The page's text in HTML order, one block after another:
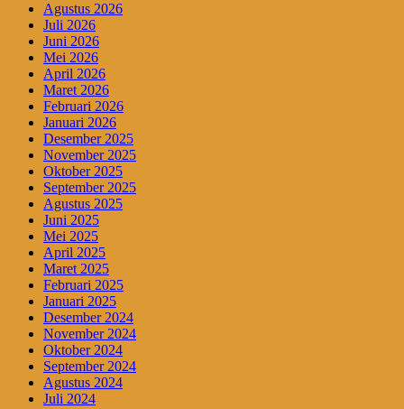
Agustus 2026
Juli 2026
Juni 2026
Mei 2026
April 2026
Maret 2026
Februari 2026
Januari 2026
Desember 2025
November 2025
Oktober 2025
September 2025
Agustus 2025
Juni 2025
Mei 2025
April 2025
Maret 2025
Februari 2025
Januari 2025
Desember 2024
November 2024
Oktober 2024
September 2024
Agustus 2024
Juli 2024